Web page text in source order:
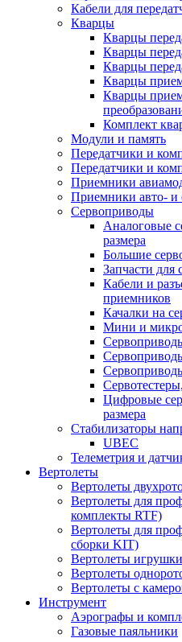
Кабели для
Кварцы
Кварцы
Кварцы
Кварцы
Кварцы
Кварцы
Комплект
Модули и память
Передатчики и
Передатчики и
Приемники
Приемники авто- и
Сервоприводы
Аналоговые
размера
Большие
Запчасти для
Кабели и
приемников
Качалки на
Мини и
Цифровые
размера
Стабилизаторы
UBEC
Телеметрия и
Вертолеты
Вертолеты
Вертолеты для
комплекты RTF)
Вертолеты для
сборки KIT)
Вертолеты игрушки
Вертолеты
Вертолеты с
Инструмент
Аэрографы и
Газовые паяльники